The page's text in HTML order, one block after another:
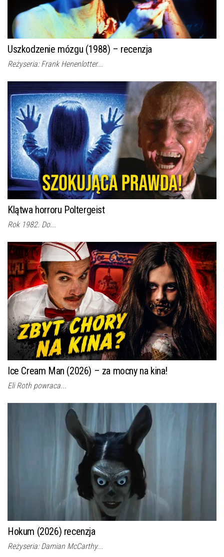
Uszkodzenie mózgu (1988) – recenzja
Reżyseria: Frank Henenlotter...
Klątwa horroru Poltergeist
Rok 1982. Do...
Ice Cream Man (2026) – za mocny na kina!
Eli Roth powraca...
Hokum (2026) recenzja
Reżyseria: Damian McCarthy...